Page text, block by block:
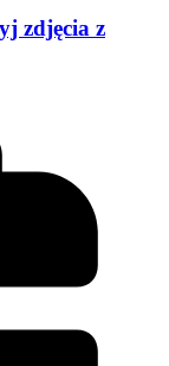
zdjęcia z